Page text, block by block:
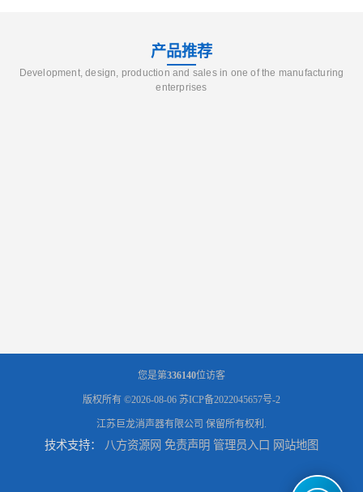
产品推荐
Development, design, production and sales in one of the manufacturing
enterprises
您是第336140位访客
版权所有 ©2026-08-06 苏ICP备2022045657号-2
江苏巨龙消声器有限公司 保留所有权利.
技术支持： 八方资源网 免责声明 管理员入口 网站地图